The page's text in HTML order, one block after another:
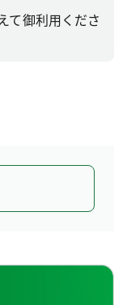
て御利用くださ